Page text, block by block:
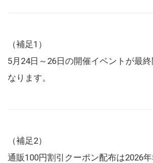
（補足1）
5月24日～26日の開催イベントが最
なります。
（補足2）
通販100円割引クーポン配布は2026